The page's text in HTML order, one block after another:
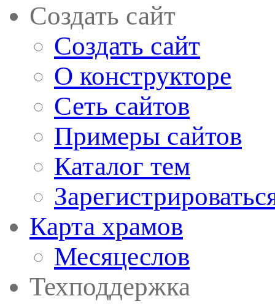
Создать сайт
Создать сайт
О конструкторе
Сеть сайтов
Примеры сайтов
Каталог тем
Карта храмов
Месяцеслов
Техподдержка